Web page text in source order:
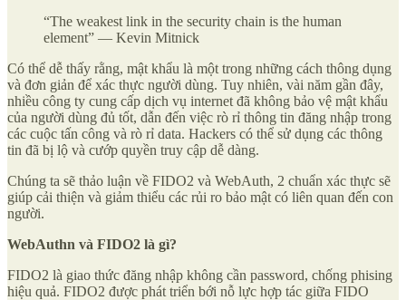
“The weakest link in the security chain is the human
element” — Kevin Mitnick
Có thể dễ thấy rằng, mật khẩu là một trong những cách thông dụng
và đơn giản để xác thực người dùng. Tuy nhiên, vài năm gần đây,
nhiều công ty cung cấp dịch vụ internet đã không bảo vệ mật khẩu
của người dùng đủ tốt, dẫn đến việc rò rỉ thông tin đăng nhập trong
các cuộc tấn công và rò rỉ data. Hackers có thể sử dụng các thông
tin đã bị lộ và cướp quyền truy cập dễ dàng.
Chúng ta sẽ thảo luận về FIDO2 và WebAuth, 2 chuẩn xác thực sẽ
giúp cải thiện và giảm thiểu các rủi ro bảo mật có liên quan đến con
người.
WebAuthn và FIDO2 là gì?
FIDO2 là giao thức đăng nhập không cần password, chống phising
hiệu quả. FIDO2 được phát triển bới nỗ lực hợp tác giữa FIDO